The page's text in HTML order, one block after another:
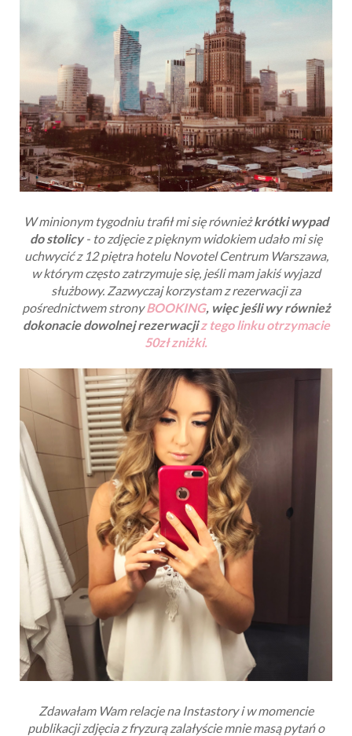
W minionym tygodniu trafił mi się równieżkrótki wypad
do stolicy- to zdjęcie z pięknym widokiem udało mi się
uchwycić z 12 piętra hotelu Novotel Centrum Warszawa,
w którym często zatrzymuje się, jeśli mam jakiś wyjazd
służbowy. Zazwyczaj korzystam z rezerwacji za
pośrednictwem stronyBOOKING, więc jeśli wy również
dokonacie dowolnej rezerwacjiz tego linku otrzymacie
50zł zniżki.
Zdawałam Wam relacje na Instastory i w momencie
publikacji zdjęcia z fryzurą zalałyście mnie masą pytań o